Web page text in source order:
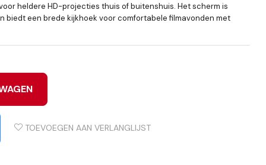
heldere HD-projecties thuis of buitenshuis. Het scherm is
biedt een brede kijkhoek voor comfortabele filmavonden met
TOEVOEGEN AAN VERLANGLIJST